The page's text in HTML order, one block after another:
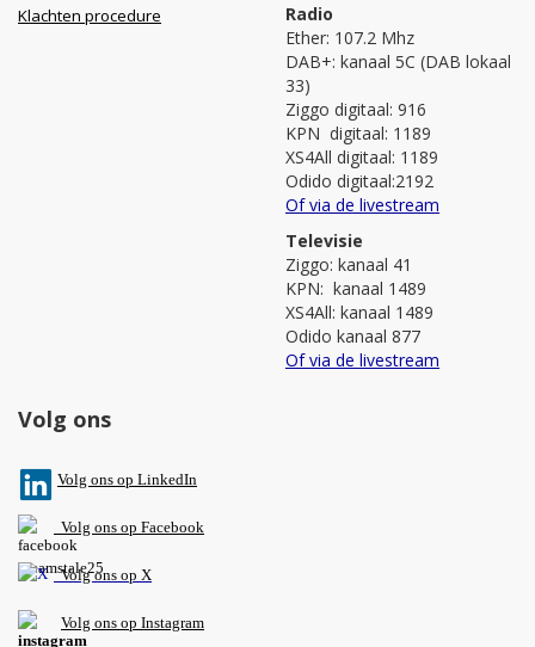
Klachten procedure
Radio
Ether: 107.2 Mhz
DAB+: kanaal 5C (DAB lokaal
33)
Ziggo digitaal: 916
KPN digitaal: 1189
XS4All digitaal: 1189
Odido digitaal:2192
Of via de livestream
Televisie
Ziggo: kanaal 41
KPN: kanaal 1489
XS4All: kanaal 1489
Odido kanaal 877
Of via de livestream
Volg ons
Volg ons op LinkedIn
Volg ons op Facebook
Volg ons op X
Volg ons op Instagram